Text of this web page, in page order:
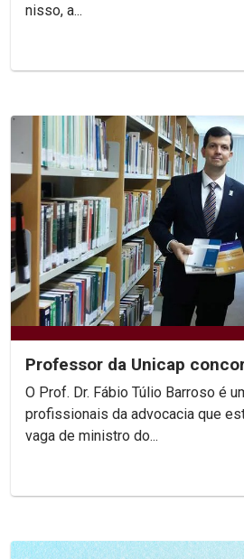
nisso, a...
Professor da Unicap
O Prof. Dr. Fábio Túlio Barroso é
profissionais da advocacia que
vaga de ministro do...